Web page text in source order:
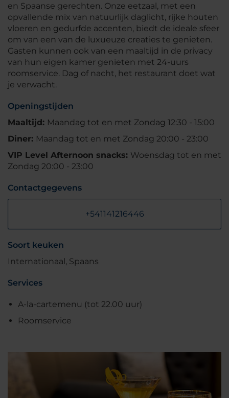
en Spaanse gerechten. Onze eetzaal, met een
opvallende mix van natuurlijk daglicht, rijke houten
vloeren en gedurfde accenten, biedt de ideale sfeer
om van een van de luxueuze creaties te genieten.
Gasten kunnen ook van een maaltijd in de privacy
van hun eigen kamer genieten met 24-uurs
roomservice. Dag of nacht, het restaurant doet wat
je verwacht.
Openingstijden
Maaltijd: Maandag tot en met Zondag 12:30 - 15:00
Diner: Maandag tot en met Zondag 20:00 - 23:00
VIP Level Afternoon snacks: Woensdag tot en met
Zondag 20:00 - 23:00
Contactgegevens
+541141216446
Soort keuken
Internationaal, Spaans
Services
A-la-cartemenu (tot 22.00 uur)
Roomservice